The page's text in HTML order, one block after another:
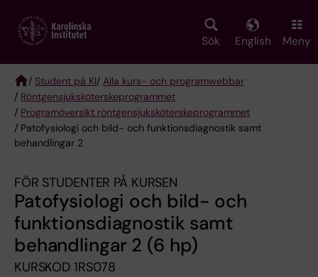
main
Sök English Meny
Breadcrumb
/ Student på KI/ Alla kurs- och programwebbar
/ Röntgen­sjuk­sköterske­programmet
/ Programöversikt röntgensjuksköterskeprogrammet
/ Patofysiologi och bild- och funktionsdiagnostik samt
behandlingar 2
FÖR STUDENTER PÅ KURSEN
Patofysiologi och bild- och
funktionsdiagnostik samt
behandlingar 2 (6 hp)
KURSKOD 1RS078